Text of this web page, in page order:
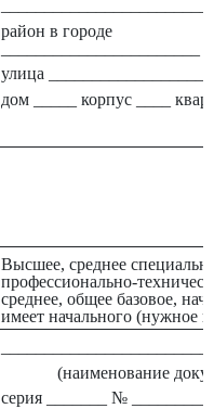
район в городе
улица
дом _____ корпус ____
Высшее, среднее
профессионально-
среднее, общее базовое,
имеет начального (нужное
(наименование
серия _______ №